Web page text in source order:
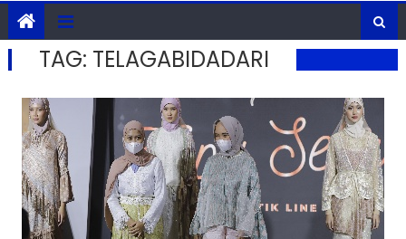
TAG: TELAGABIDADARI